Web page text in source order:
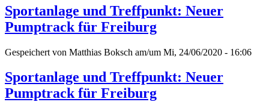
Sportanlage und Treffpunkt: Neuer
Pumptrack für Freiburg
Gespeichert von Matthias Boksch am/um Mi, 24/06/2020 - 16:06
Sportanlage und Treffpunkt: Neuer
Pumptrack für Freiburg